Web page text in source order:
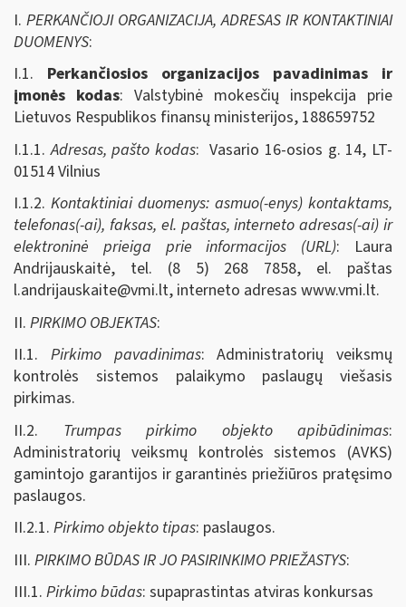
I. PERKANČIOJI ORGANIZACIJA, ADRESAS IR KONTAKTINIAI
DUOMENYS:
I.1. Perkančiosios organizacijos pavadinimas ir
įmonės kodas: Valstybinė mokesčių inspekcija prie
Lietuvos Respublikos finansų ministerijos, 188659752
I.1.1.Adresas, pašto kodas: Vasario 16-osios g. 14, LT-
01514 Vilnius
I.1.2. Kontaktiniai duomenys: asmuo(-enys) kontaktams,
telefonas(-ai), faksas, el. paštas, interneto adresas(-ai) ir
elektroninė prieiga prie informacijos (URL): Laura
Andrijauskaitė, tel. (8 5) 268 7858, el. paštas
l.andrijauskaite@vmi.lt, interneto adresas www.vmi.lt.
II. PIRKIMO OBJEKTAS:
II.1. Pirkimo pavadinimas: Administratorių veiksmų
kontrolės sistemos palaikymo paslaugų viešasis
pirkimas.
II.2. Trumpas pirkimo objekto apibūdinimas:
Administratorių veiksmų kontrolės sistemos (AVKS)
gamintojo garantijos ir garantinės priežiūros pratęsimo
paslaugos.
II.2.1. Pirkimo objekto tipas: paslaugos.
III. PIRKIMO BŪDAS IR JO PASIRINKIMO PRIEŽASTYS:
III.1. Pirkimo būdas: supaprastintas atviras konkursas